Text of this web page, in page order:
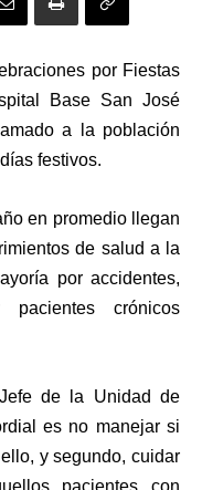
por Fiestas
Base San José
a la población
festivos.
en promedio llegan
de salud a la
por accidentes,
crónicos
de la Unidad de
es no manejar si
y segundo, cuidar
pacientes con